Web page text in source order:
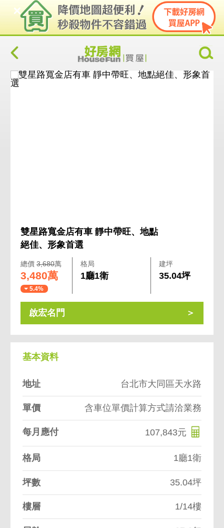
雙星路寬金店有車 靜中帶旺、地點
絕佳、形象首選
總價3,680萬
3,480萬
5.4%
格局
1廳1衛
建坪
35.04坪
啟宏名門
基本資料
地址 台北市大同區天水路
單價 含車位單價計算方式請洽業務
每月應付 107,843元
格局 1廳1衛
坪數 35.04坪
樓層 1/14樓